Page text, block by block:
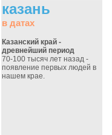
казань
в датах
Казанский край -
древнейший период
70-100 тысяч лет назад -
появление первых людей в
нашем крае.